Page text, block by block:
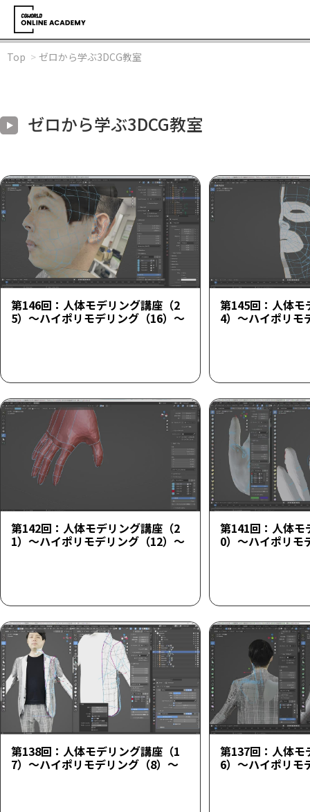
Top ゼロから学ぶ3DCG教室
ゼロから学ぶ3DCG教室
第146回：人体モデリング講座（2
5）～ハイポリモデリング（16）～
第145回：人体モ
4）～ハイポリモ
第142回：人体モデリング講座（2
1）～ハイポリモデリング（12）～
第141回：人体モ
0）～ハイポリモ
第138回：人体モデリング講座（1
7）～ハイポリモデリング（8）～
第137回：人体モ
6）～ハイポリモ